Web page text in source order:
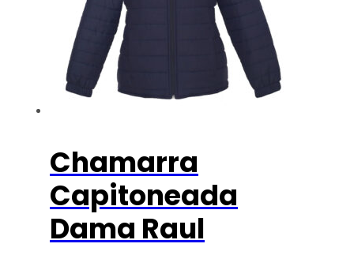
Chamarra
Capitoneada
Dama Raul